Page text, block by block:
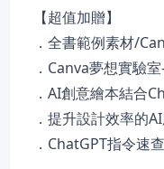
【超值加贈】
．全書範例素材/
．Canva夢想實驗
．AI創意繪本結合
．提升設計效率的
．ChatGPT指令速查